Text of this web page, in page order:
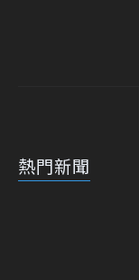
熱門新聞